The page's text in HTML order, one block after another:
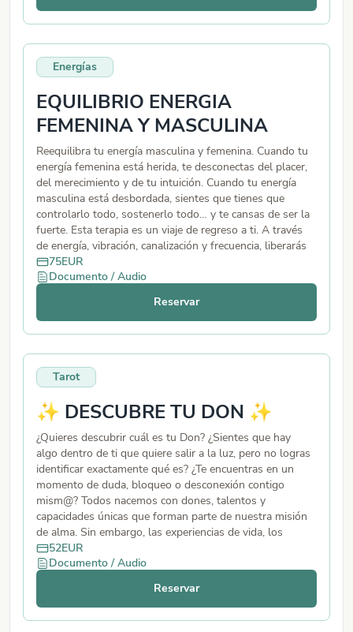
Energías
EQUILIBRIO ENERGIA
FEMENINA Y MASCULINA
Reequilibra tu energía masculina y femenina. Cuando tu
energía femenina está herida, te desconectas del placer,
del merecimiento y de tu intuición. Cuando tu energía
masculina está desbordada, sientes que tienes que
controlarlo todo, sostenerlo todo… y te cansas de ser la
fuerte. Esta terapia es un viaje de regreso a ti. A través
de energía, vibración, canalización y frecuencia, liberarás
bloqueos que impiden que tu masculino te sostenga
con presencia y que tu femenino florezca con confianza.
receptiv@, recuperando tu poder pero desde la paz.
Ideal si te cuesta recibir, descansar o confiar en la vida.
corazón. Reserva tu sesión y reencuéntrate con la
persona que no necesita elegir entre fuerza y
sensibilidad, porque es ambas.
75EUR
Documento / Audio
Reservar
Tarot
✨ DESCUBRE TU DON ✨
¿Quieres descubrir cuál es tu Don? ¿Sientes que hay
algo dentro de ti que quiere salir a la luz, pero no logras
identificar exactamente qué es? ¿Te encuentras en un
momento de duda, bloqueo o desconexión contigo
mism@? Todos nacemos con dones, talentos y
capacidades únicas que forman parte de nuestra misión
de alma. Sin embargo, las experiencias de vida, los
miedos, las creencias limitantes o las heridas
emocionales pueden hacer que nos alejemos de ellos y
sesión está diseñada para ayudarte a reconectar con tu
esencia, recuperar la confianza en ti mism@ y
52EUR
Documento / Audio
Reservar